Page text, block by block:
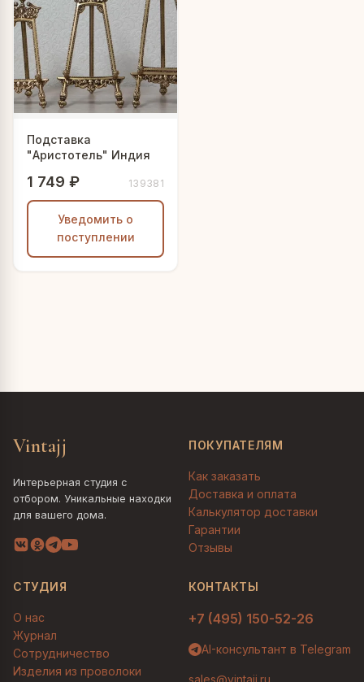
Подставка
"Аристотель" Индия
1 749 ₽ 139381
Уведомить о
поступлении
Vintajj
Интерьерная студия с
отбором. Уникальные находки
для вашего дома.
ПОКУПАТЕЛЯМ
Как заказать
Доставка и оплата
Калькулятор доставки
Гарантии
Отзывы
СТУДИЯ
О нас
Журнал
Сотрудничество
Изделия из проволоки
КОНТАКТЫ
+7 (495) 150-52-26
AI-консультант в Telegram
sales@vintajj.ru